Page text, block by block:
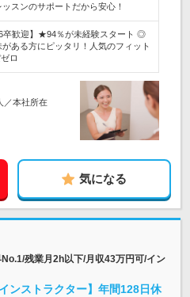
スンのサポートだから安心！
卒歓迎】★94％が未経験スタート ◎
ある方にピッタリ！人気のフィット
ロ
／本社所在
気になる
残業月2h以下/月収43万円可/イン
ンストラクター】年間128日休